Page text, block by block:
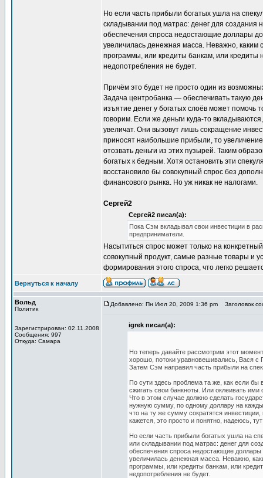
Но если часть прибыли богатых ушла на
складывании под матрас: денег для создания
обеспечения спроса недостающие доллары
увеличилась денежная масса. Неважно, каким
программы, или кредиты банкам, или кредиты
недопотребления не будет.
Причём это будет не просто один из
Задача центробанка — обеспечивать такую
изъятие денег у богатых слоёв может помочь
говорим. Если же деньги куда-то
увеличат. Они вызовут лишь сокращение
приносят наибольшие прибыли, то увеличение
отозвать деньги из этих пузырей. Таким
богатых к бедным. Хотя остановить эти
восстановило бы совокупный спрос без
финансового рынка. Но уж никак не налогами.
Сергей2
Сергей2 писал(а):
Пока Сэм вкладывал свои инвестиции в
предприниматели.
Насытиться спрос может только на
совокупный продукт, самые разные товары и
формирования этого спроса, что легко
Вернуться к началу
Вольд
Политик
Зарегистрирован: 02.11.2008
Сообщения: 997
Откуда: Самара
Добавлено: Пн Июл 20, 2009 1:36 pm Заголовок
igrek писал(а):
Но теперь давайте рассмотрим этот
хорошо, потоки уравновешивались, Вася с
Затем Сэм направил часть прибыли на
По сути здесь проблема та же, как если
сжигать свои банкноты. Или оклеивать ими
Что в этом случае должно сделать
нужную сумму, по одному доллару на
что на ту же сумму сократятся
кажется, это просто и понятно, надеюсь,
Но если часть прибыли богатых ушла на
или складывании под матрас: денег для
обеспечения спроса недостающие
увеличилась денежная масса. Неважно,
программы, или кредиты банкам, или
недопотребления не будет.